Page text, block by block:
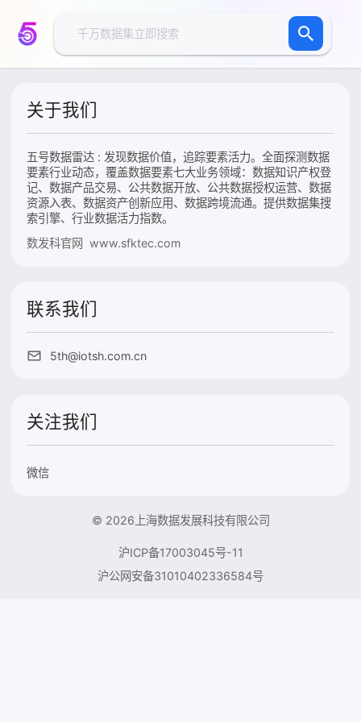
关于我们
五号数据雷达 : 发现数据价值，追踪要素活力。全面探测数据
要素行业动态，覆盖数据要素七大业务领域：数据知识产权登
记、数据产品交易、公共数据开放、公共数据授权运营、数据
资源入表、数据资产创新应用、数据跨境流通。提供数据集搜
索引擎、行业数据活力指数。
数发科官网 www.sfktec.com
联系我们
5th@iotsh.com.cn
关注我们
微信
© 2026上海数据发展科技有限公司
沪ICP备17003045号-11
沪公网安备31010402336584号